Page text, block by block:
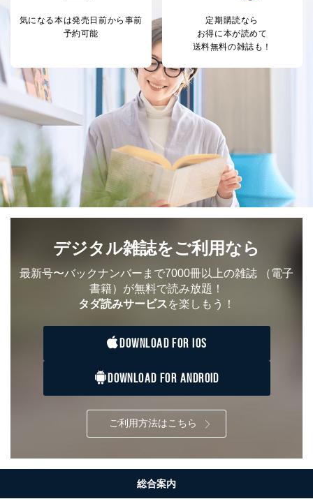
改訂：2025年2月20日
制定：2005年4月1日
株式会社富士山マガジンサービス
代表取締役会長 西野 伸一郎
個人情報の取扱いについて
１．個人情報保護管理者
当社は以下の個人情報保護管理者を設置し、個人情報保
護管理者の責任のもと、個人情報を取得・アクセス・利
用・提供・管理いたします。
東京都渋谷区南平台町16-11
株式会社富士山マガジンサービス
代表取締役会長 西野 伸一郎
２．利用目的
当社が取り扱う開示対象個人情報の利用目的は次のとお
1
当社の定期購読サ
ービス等をご利用
商品代金回収のため
ス、キャンペーン等の広告の案内
閲覧履歴や購買履歴等の情報を分
析して、趣味・嗜好に
応じた新商品・サービスに関する
当社にお問合わせ
お問い合わせ対応、トラブル対
処、オペレーター教育など応対品
気になる本は発売日前から事前
予約可能
定期購読なら
お得に本が読めて
送料無料の雑誌も！
デジタル雑誌をご利用なら
最新号〜バックナンバーまで7000冊以上の雑誌 （電子
書籍）が無料で読み放題！
タダ読みサービスを楽しもう！
DOWNLOAD FOR IOS
DOWNLOAD FOR ANDROID
ご利用方法はこちら
総合案内